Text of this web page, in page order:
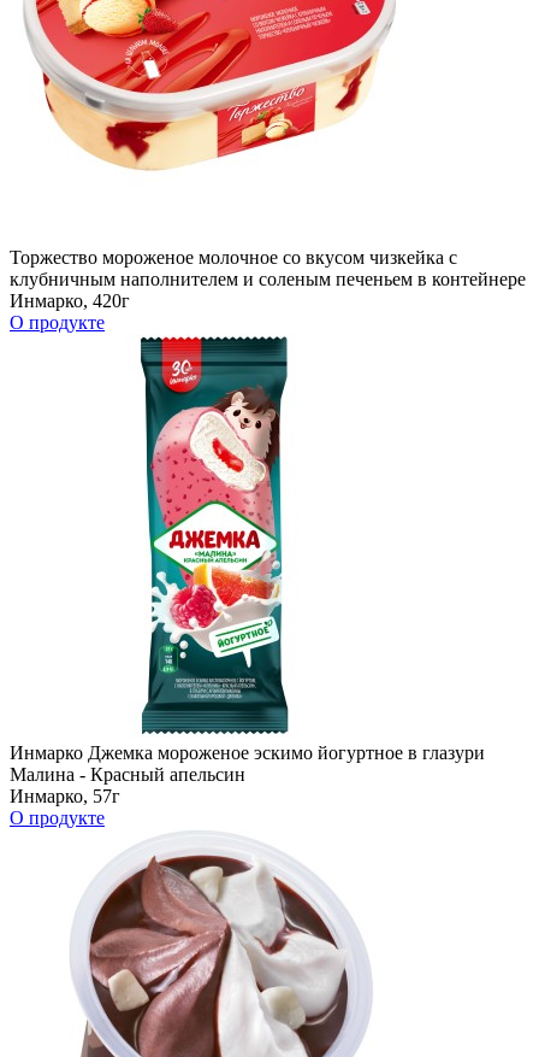
Торжество мороженое молочное со вкусом чизкейка c
клубничным наполнителем и соленым печеньем в контейнере
Инмарко, 420г
О продукте
Инмарко Джемка мороженое эскимо йогуртное в глазури
Малина - Красный апельсин
Инмарко, 57г
О продукте